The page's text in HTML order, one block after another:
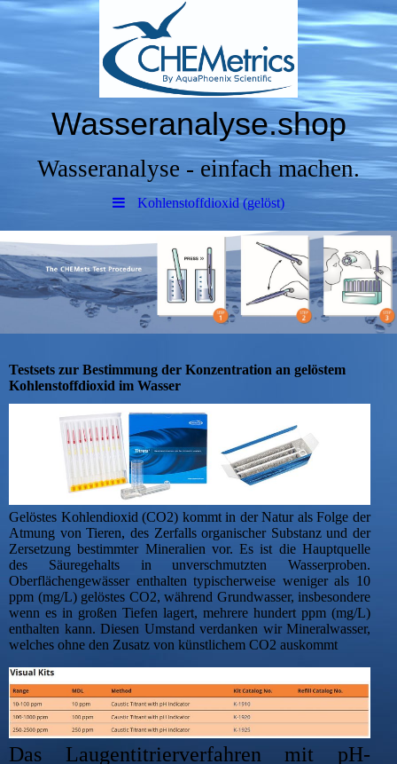
Wasseranalyse.shop
Wasseranalyse - einfach machen.
Kohlenstoffdioxid (gelöst)
Testsets zur Bestimmung der Konzentration an gelöstem
Kohlenstoffdioxid im Wasser
Gelöstes Kohlendioxid (CO2) kommt in der Natur als Folge der
Atmung von Tieren, des Zerfalls organischer Substanz und der
Zersetzung bestimmter Mineralien vor. Es ist die Hauptquelle
des Säuregehalts in unverschmutzten Wasserproben.
Oberflächengewässer enthalten typischerweise weniger als 10
ppm (mg/L) gelöstes CO2, während Grundwasser, insbesondere
wenn es in großen Tiefen lagert, mehrere hundert ppm (mg/L)
enthalten kann. Diesen Umstand verdanken wir Mineralwasser,
welches ohne den Zusatz von künstlichem CO2 auskommt
Das Laugentitrierverfahren mit pH-